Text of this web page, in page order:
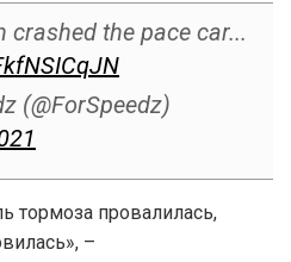
crashed the pace car...
(@ForSpeedz)
тормоза провалилась,
–